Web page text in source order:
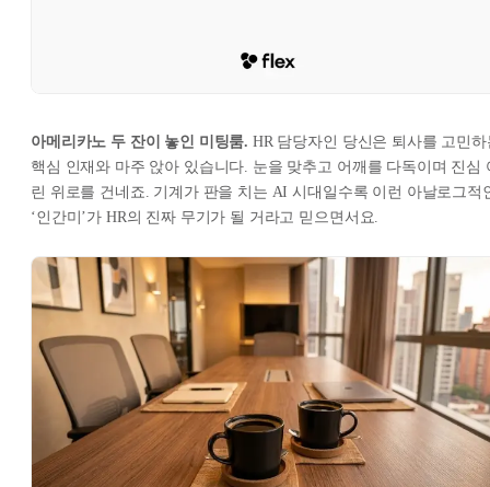
아메리카노 두 잔이 놓인 미팅룸. HR 담당자인 당신은 퇴사를 고민하
핵심 인재와 마주 앉아 있습니다. 눈을 맞추고 어깨를 다독이며 진심
린 위로를 건네죠. 기계가 판을 치는 AI 시대일수록 이런 아날로그적
‘인간미’가 HR의 진짜 무기가 될 거라고 믿으면서요.